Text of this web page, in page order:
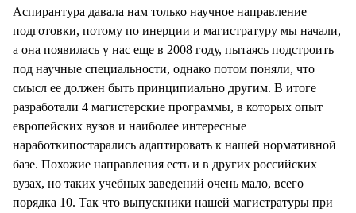
Аспирантура давала нам только научное направление
подготовки, потому по инерции и магистратуру мы начали,
а она появилась у нас еще в 2008 году, пытаясь подстроить
под научные специальности, однако потом поняли, что
смысл ее должен быть принципиально другим. В итоге
разработали 4 магистерские программы, в которых опыт
европейских вузов и наиболее интересные
наработкипостарались адаптировать к нашей нормативной
базе. Похожие направления есть и в других российских
вузах, но таких учебных заведений очень мало, всего
порядка 10. Так что выпускники нашей магистратуры при